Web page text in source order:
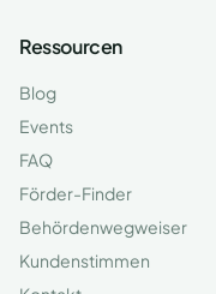
Ressourcen
Blog
Events
FAQ
Förder-Finder
Behördenwegweiser
Kundenstimmen